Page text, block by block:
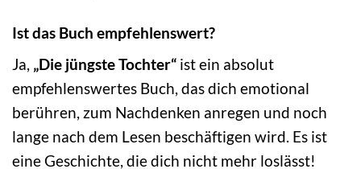
Ist das Buch empfehlenswert?
Ja, „Die jüngste Tochter“ ist ein absolut
empfehlenswertes Buch, das dich emotional
berühren, zum Nachdenken anregen und noch
lange nach dem Lesen beschäftigen wird. Es ist
eine Geschichte, die dich nicht mehr loslässt!